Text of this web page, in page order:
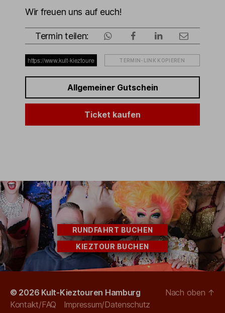
Wir freuen uns auf euch!
Termin teilen:
TERMIN-LINK KOPIEREN
Allgemeiner Gutschein
Ticket kaufen
RUNDFAHRT BUCHEN
KIEZTOUR BUCHEN
© 2026 Kult-Kieztouren Hamburg
Kontakt/FAQ
Impressum/Datenschutz
Nach oben ↑